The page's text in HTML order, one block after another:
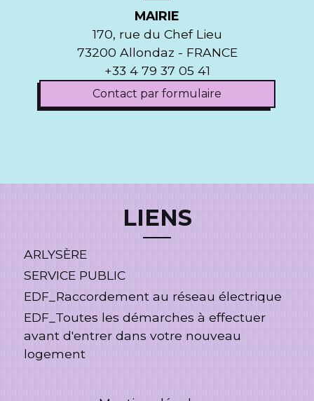
MAIRIE
170, rue du Chef Lieu
73200 Allondaz - FRANCE
+33 4 79 37 05 41
Contact par formulaire
LIENS
ARLYSÈRE
SERVICE PUBLIC
EDF_Raccordement au réseau électrique
EDF_Toutes les démarches à effectuer
avant d'entrer dans votre nouveau
logement